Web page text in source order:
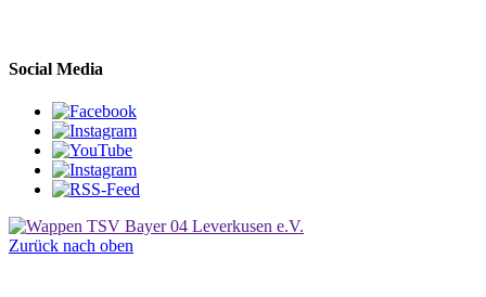
Social Media
Zurück nach oben